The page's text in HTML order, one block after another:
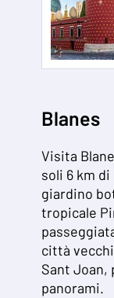
Blanes
Visita
soli 6 km
giardino
tropicale
città
Sant
panorami.